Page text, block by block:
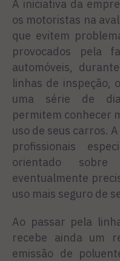
A iniciativa da
os motoristas na
que evitem
provocados pela
automóveis,
linhas de inspeção,
uma série de
permitem conhecer
uso de seus carros.
profissionais
orientado
eventualmente
uso mais seguro de
Ao passar pela
recebe ainda um
emissão de